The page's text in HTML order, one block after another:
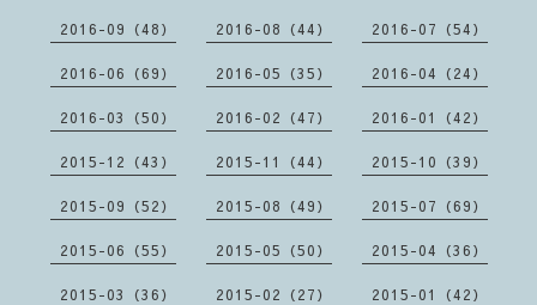
2016-09（48） 2016-08（44） 2016-07（54）
2016-06（69） 2016-05（35） 2016-04（24）
2016-03（50） 2016-02（47） 2016-01（42）
2015-12（43） 2015-11（44） 2015-10（39）
2015-09（52） 2015-08（49） 2015-07（69）
2015-06（55） 2015-05（50） 2015-04（36）
2015-03（36） 2015-02（27） 2015-01（42）